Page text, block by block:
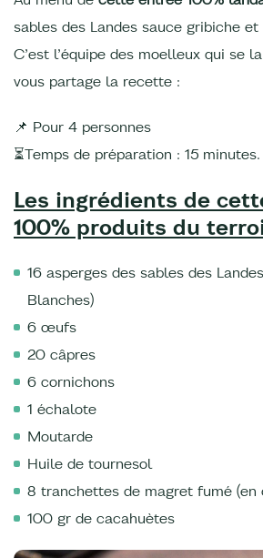
sables des Landes sauce gribiche
C’est l’équipe des moelleux qui se
vous partage la recette :
📌 Pour 4 personnes
⏳Temps de préparation : 15 minutes.
Les ingrédients de
100% produits du
16 asperges des sables des
Blanches)
6 œufs
20 câpres
6 cornichons
1 échalote
Moutarde
Huile de tournesol
8 tranchettes de magret fumé (en
100 gr de cacahuètes